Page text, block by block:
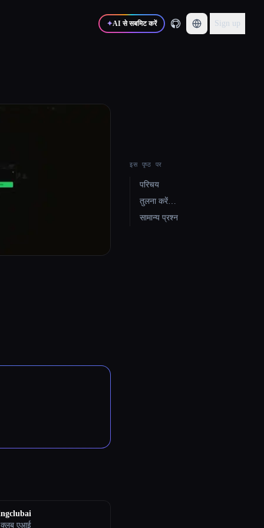
✦AI से सबमिट करें Sign up
क्लब एआई
इस पृष्ठ पर
परिचय
तुलना करें…
सामान्य प्रश्न